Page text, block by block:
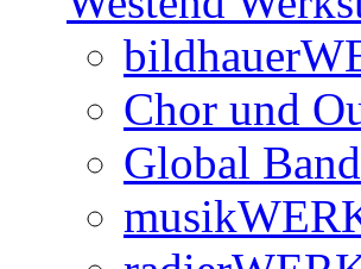
Chor und
Global Band